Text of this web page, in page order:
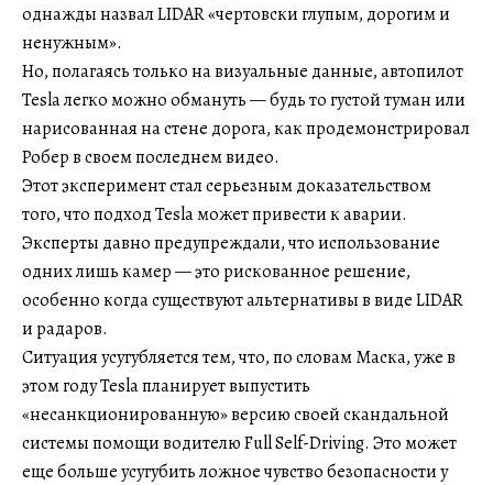
однажды назвал LIDAR «чертовски глупым, дорогим и
ненужным».
Но, полагаясь только на визуальные данные, автопилот
Tesla легко можно обмануть — будь то густой туман или
нарисованная на стене дорога, как продемонстрировал
Робер в своем последнем видео.
Этот эксперимент стал серьезным доказательством
того, что подход Tesla может привести к аварии.
Эксперты давно предупреждали, что использование
одних лишь камер — это рискованное решение,
особенно когда существуют альтернативы в виде LIDAR
и радаров.
Ситуация усугубляется тем, что, по словам Маска, уже в
этом году Tesla планирует выпустить
«несанкционированную» версию своей скандальной
системы помощи водителю Full Self-Driving. Это может
еще больше усугубить ложное чувство безопасности у